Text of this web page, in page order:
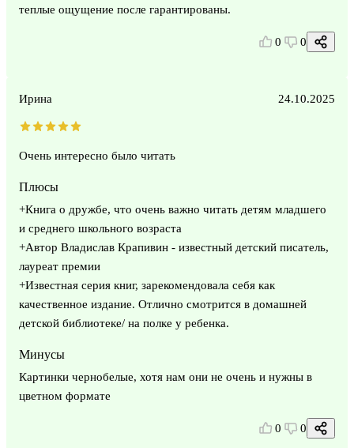
теплые ощущение после гарантированы.
0 0
Ирина 24.10.2025
Очень интересно было читать
Плюсы
+Книга о дружбе, что очень важно читать детям младшего
и среднего школьного возраста
+Автор Владислав Крапивин - известный детский писатель,
лауреат премии
+Известная серия книг, зарекомендовала себя как
качественное издание. Отлично смотрится в домашней
детской библиотеке/ на полке у ребенка.
Минусы
Картинки чернобелые, хотя нам они не очень и нужны в
цветном формате
0 0